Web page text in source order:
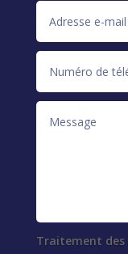
Traitement des